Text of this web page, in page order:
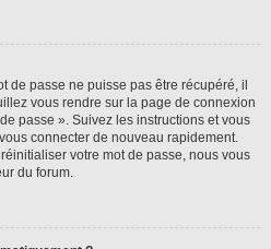
de passe ne puisse pas être récupéré, il
vous rendre sur la page de connexion
passe ». Suivez les instructions et vous
connecter de nouveau rapidement.
votre mot de passe, nous vous
du forum.